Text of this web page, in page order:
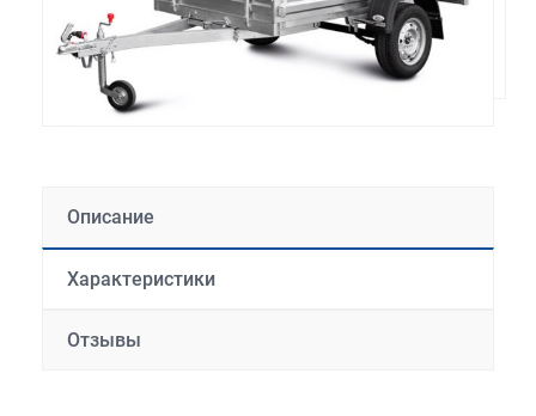
Описание
Характеристики
Отзывы